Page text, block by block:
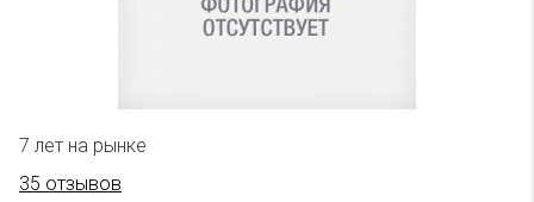
7 лет на рынке
35 отзывов